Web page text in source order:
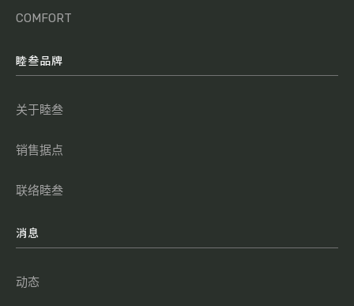
COMFORT
睦叁品牌
关于睦叁
销售据点
联络睦叁
消息
动态